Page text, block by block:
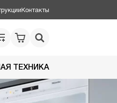
Контакты
ТЕХНИКА